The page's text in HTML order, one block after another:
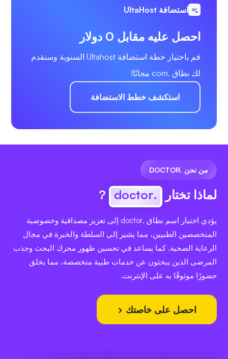
استضافة UltaHost
احصل عليه مقابل 0 دولار
قم باختيار خطة استضافة Ultahost السنوية وسنقدم
لك نطاق .com مجانًا!
استكشف خطط الاستضافة
من نحن .DOCTOR
لماذا تختار .doctor
?
يؤدي اختيار اسم نطاق .doctor إلى تعزيز مصداقية وخصوصية
المتخصصين الطبيين، مما يشير إلى السلطة والخبرة في مجال
الرعاية الصحية. كما يساعد في تحسين ظهور محرك البحث وجذب
المرضى الذين يبحثون عن خدمات طبية متخصصة، مما يخلق
حضورًا موثوقًا به على الإنترنت.
احصل على خاصتك